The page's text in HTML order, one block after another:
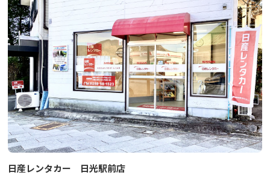
山頂に立つ達成感を味わえるツアーです。
●刈込湖～光徳
急斜面のアップダウンと、広く開けた雪原を抜けるコースで、強い
脚力と持久力が求められる健脚向けのツアーです。
●氷瀑探訪～庵滝～
奥日光の最深部にある氷瀑を目指すコースで、強い脚力と精神力が
求められる健脚向けのツアーです。※指定日のみ
●氷瀑探訪～雲竜瀑～
日光最大の氷瀑「雲竜瀑」を目指す、健脚向けのツアーです。※指
いひとときが過ごせます！
日光国立公園内、大自然に囲まれた高原リゾートコースで、贅沢な
時間を過ごしてみませんか？
日産レンタカー 日光駅前店